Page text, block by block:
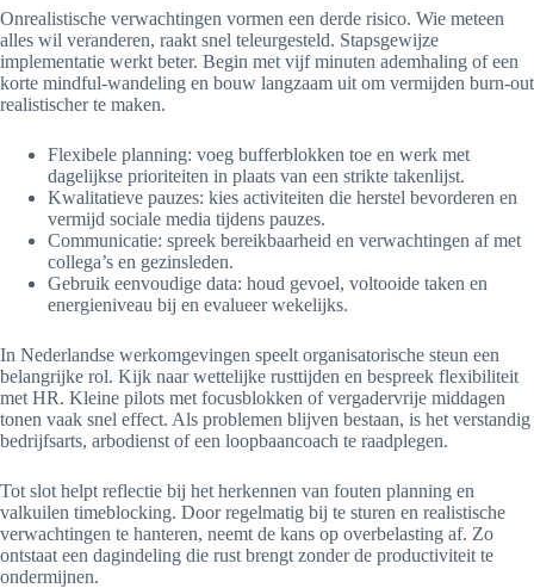
Onrealistische verwachtingen vormen een derde risico. Wie meteen
alles wil veranderen, raakt snel teleurgesteld. Stapsgewijze
implementatie werkt beter. Begin met vijf minuten ademhaling of een
korte mindful-wandeling en bouw langzaam uit om vermijden burn-out
realistischer te maken.
Flexibele planning: voeg bufferblokken toe en werk met
dagelijkse prioriteiten in plaats van een strikte takenlijst.
Kwalitatieve pauzes: kies activiteiten die herstel bevorderen en
vermijd sociale media tijdens pauzes.
Communicatie: spreek bereikbaarheid en verwachtingen af met
collega’s en gezinsleden.
Gebruik eenvoudige data: houd gevoel, voltooide taken en
energieniveau bij en evalueer wekelijks.
In Nederlandse werkomgevingen speelt organisatorische steun een
belangrijke rol. Kijk naar wettelijke rusttijden en bespreek flexibiliteit
met HR. Kleine pilots met focusblokken of vergadervrije middagen
tonen vaak snel effect. Als problemen blijven bestaan, is het verstandig
bedrijfsarts, arbodienst of een loopbaancoach te raadplegen.
Tot slot helpt reflectie bij het herkennen van fouten planning en
valkuilen timeblocking. Door regelmatig bij te sturen en realistische
verwachtingen te hanteren, neemt de kans op overbelasting af. Zo
ontstaat een dagindeling die rust brengt zonder de productiviteit te
ondermijnen.